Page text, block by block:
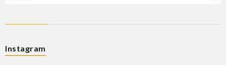
Instagram